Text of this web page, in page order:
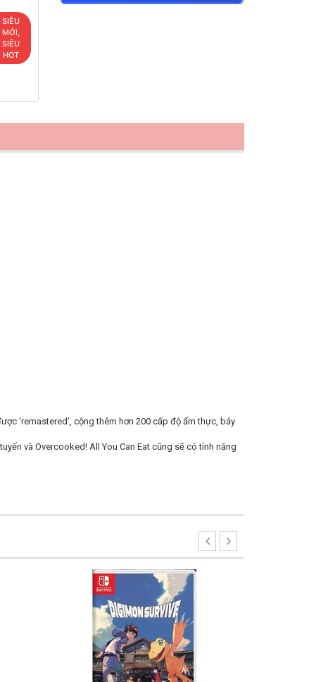
SIÊU
MỚI,
SIÊU
HOT
‘remastered’, cộng thêm hơn 200 cấp độ ẩm thực, bảy
và Overcooked! All You Can Eat cũng sẽ có tính năng